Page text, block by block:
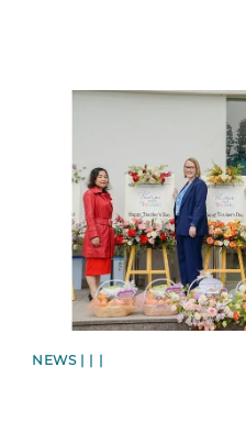
News image
NEWS | | |